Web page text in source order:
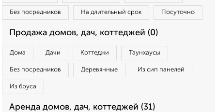
Без посредников На длительный срок Посуточно
Продажа домов, дач, коттеджей (0)
Дома Дачи Коттеджи Таунхаусы
Без посредников Деревянные Из сип панелей
Из бруса
Аренда домов, дач, коттеджей (31)